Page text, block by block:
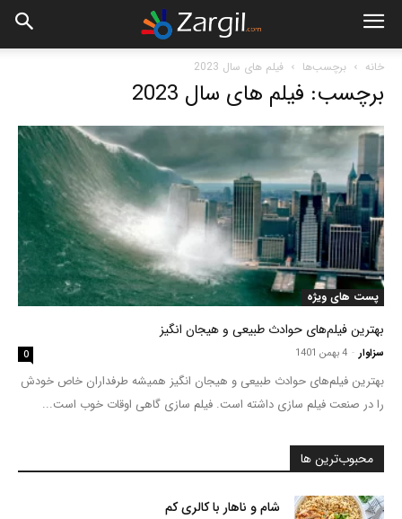
خانه برچسب‌ها فیلم های سال 2023
برچسب: فیلم های سال 2023
پست های ویژه
بهترین فیلم‌های حوادث طبیعی و هیجان انگیز
سزاوار - 4 بهمن 1401 0
بهترین فیلم‌های حوادث طبیعی و هیجان انگیز همیشه طرفداران خاص خودش
را در صنعت فیلم سازی داشته است. فیلم سازی گاهی اوقات خوب است...
محبوب‌ترین ها
شام و ناهار با کالری کم